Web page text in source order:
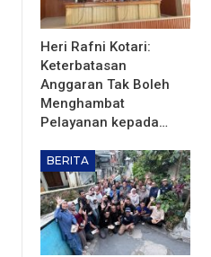
Heri Rafni Kotari:
Keterbatasan
Anggaran Tak Boleh
Menghambat
Pelayanan kepada…
BERITA